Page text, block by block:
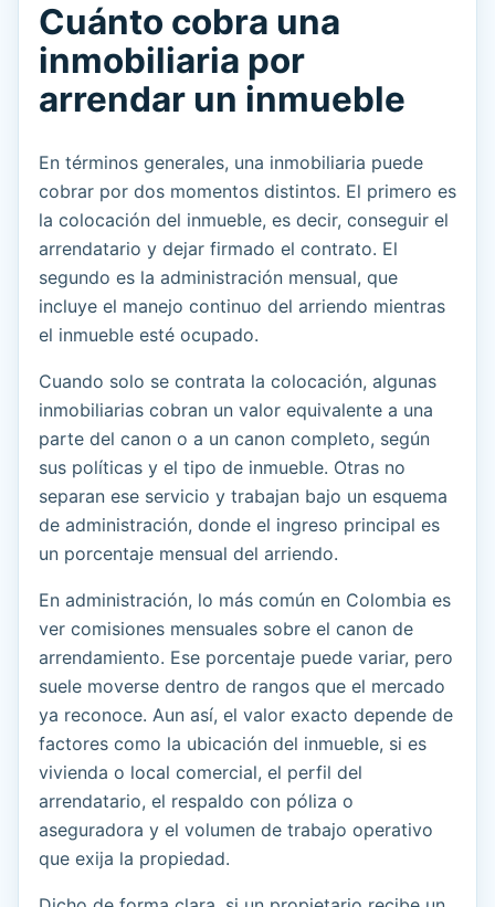
Cuánto cobra una
inmobiliaria por
arrendar un inmueble
En términos generales, una inmobiliaria puede
cobrar por dos momentos distintos. El primero es
la colocación del inmueble, es decir, conseguir el
arrendatario y dejar firmado el contrato. El
segundo es la administración mensual, que
incluye el manejo continuo del arriendo mientras
el inmueble esté ocupado.
Cuando solo se contrata la colocación, algunas
inmobiliarias cobran un valor equivalente a una
parte del canon o a un canon completo, según
sus políticas y el tipo de inmueble. Otras no
separan ese servicio y trabajan bajo un esquema
de administración, donde el ingreso principal es
un porcentaje mensual del arriendo.
En administración, lo más común en Colombia es
ver comisiones mensuales sobre el canon de
arrendamiento. Ese porcentaje puede variar, pero
suele moverse dentro de rangos que el mercado
ya reconoce. Aun así, el valor exacto depende de
factores como la ubicación del inmueble, si es
vivienda o local comercial, el perfil del
arrendatario, el respaldo con póliza o
aseguradora y el volumen de trabajo operativo
que exija la propiedad.